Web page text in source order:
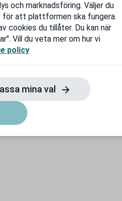
gratis Expressen
Premium
Till rabatten
och marknadsföring. Väljer du
för att plattformen ska fungera.
cookies du tillåter. Du kan när
Vill du veta mer om hur vi
policy
mina val